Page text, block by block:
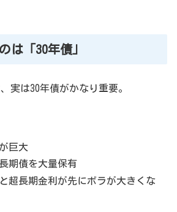
は「30年債」
実は30年債がかなり重要。
巨大
期債を大量保有
超長期金利が先にボラが大きくな